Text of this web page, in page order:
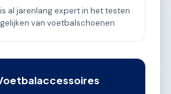
al jarenlang expert in het testen
van voetbalschoenen.